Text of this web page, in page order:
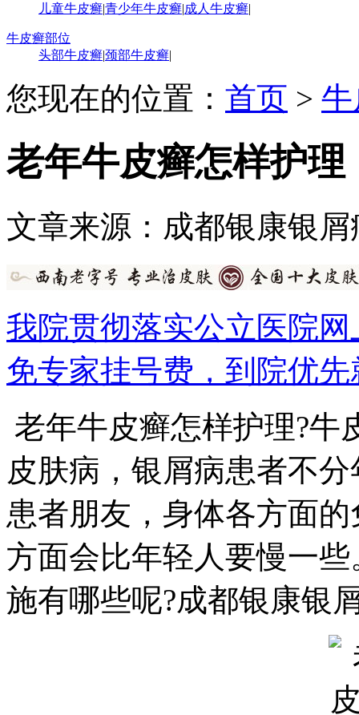
儿童牛皮癣|青少年牛皮癣|成人牛皮癣|
牛皮癣部位
头部牛皮癣|颈部牛皮癣|
您现在的位置： 首页 >
老年牛皮癣怎样护理
文章来源：成都银康银屑
我院贯彻落实公立医院
免专家挂号费，到院优先
老年牛皮癣怎样护理?牛
皮肤病，银屑病患者不
患者朋友，身体各方面
方面会比年轻人要慢一
施有哪些呢?成都银康银